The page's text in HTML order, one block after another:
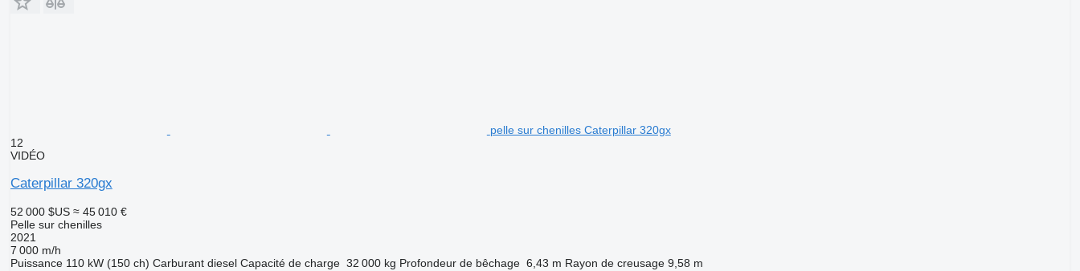
pelle sur chenilles Caterpillar 320gx
12
VIDÉO
Caterpillar 320gx
52 000 $US ≈ 45 010 €
Pelle sur chenilles
2021
7 000 m/h
Puissance 110 kW (150 ch) Carburant diesel Capacité de charge 32 000 kg Profondeur de bêchage 6,43 m Rayon de creusage 9,58 m